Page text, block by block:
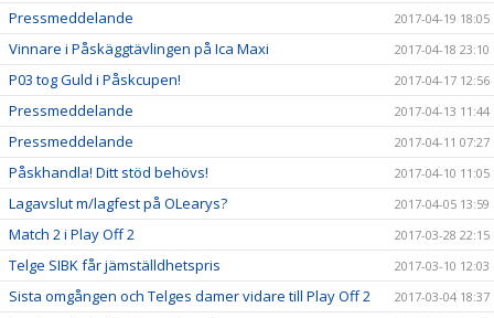
Pressmeddelande 2017-04-19 18:05
Vinnare i Påskäggtävlingen på Ica Maxi 2017-04-18 23:10
P03 tog Guld i Påskcupen! 2017-04-17 12:56
Pressmeddelande 2017-04-13 11:44
Pressmeddelande 2017-04-11 07:27
Påskhandla! Ditt stöd behövs! 2017-04-10 11:05
Lagavslut m/lagfest på OLearys? 2017-04-05 13:59
Match 2 i Play Off 2 2017-03-28 22:15
Telge SIBK får jämställdhetspris 2017-03-10 12:03
Sista omgången och Telges damer vidare till Play Off 2 2017-03-04 18:37